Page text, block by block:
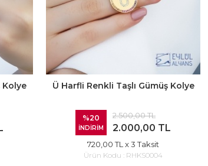
Kolye Ü Harfli Renkli Taşlı Gümüş Kolye
%20
İNDİRİM
2.500,00 TL
2.000,00 TL
720,00 TL x 3 Taksit
Ürün Kodu : RHKS0004